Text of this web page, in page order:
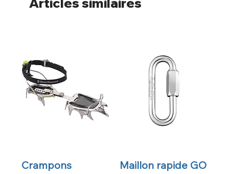
Crampons
Maillon rapide GO